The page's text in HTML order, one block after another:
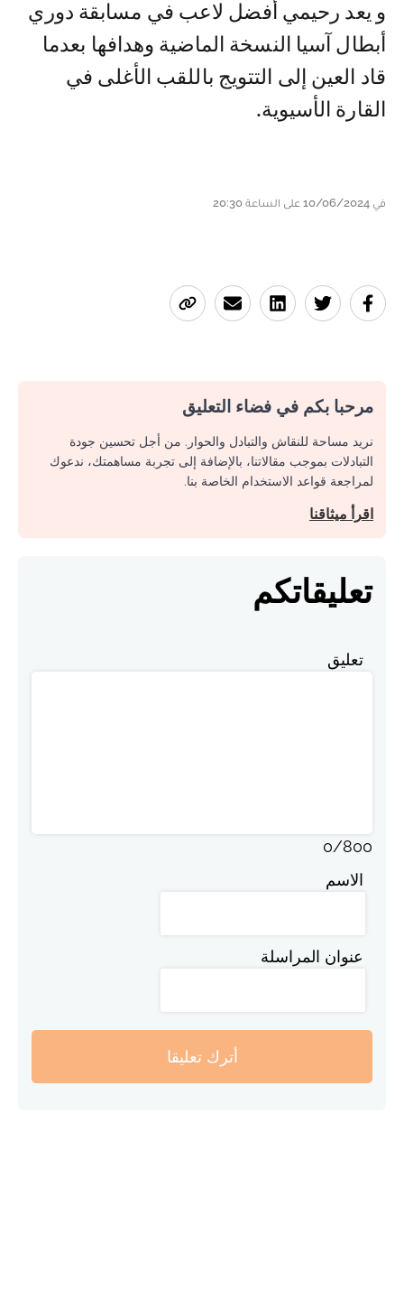
و يعد رحيمي أفضل لاعب في مسابقة دوري
أبطال آسيا النسخة الماضية وهدافها بعدما
قاد العين إلى التتويج باللقب الأغلى في
القارة الأسيوية.
في 10/06/2024 على الساعة 20:30
مرحبا بكم في فضاء التعليق
نريد مساحة للنقاش والتبادل والحوار. من أجل تحسين جودة
التبادلات بموجب مقالاتنا، بالإضافة إلى تجربة مساهمتك، ندعوك
لمراجعة قواعد الاستخدام الخاصة بنا.
اقرأ ميثاقنا
تعليقاتكم
تعليق
0/800
الاسم
عنوان المراسلة
أترك تعليقا